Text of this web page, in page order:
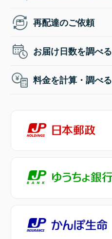
再配達のご依頼
お届け日数を調べる
料金を計算・調べる